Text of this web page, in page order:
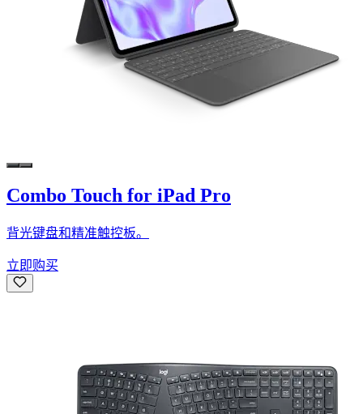
Combo Touch for iPad Pro
背光键盘和精准触控板。
立即购买